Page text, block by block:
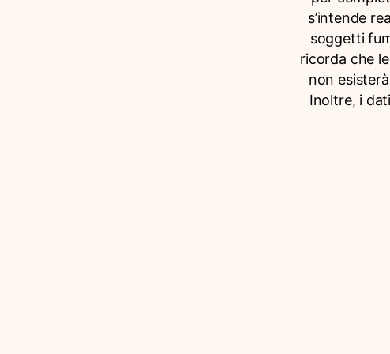
s’intende
soggetti
ricorda che
non
Inoltre, i